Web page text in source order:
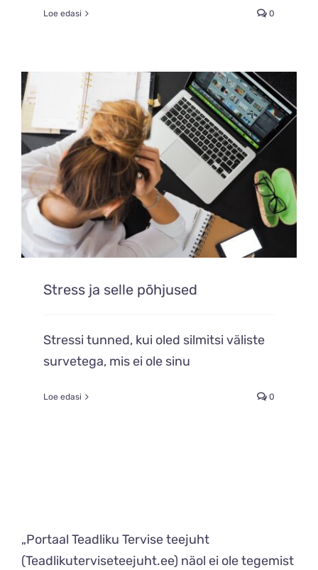
Loe edasi 0
Stress ja selle põhjused
Stressi tunned, kui oled silmitsi väliste
survetega, mis ei ole sinu
Loe edasi 0
„Portaal Teadliku Tervise teejuht
(Teadlikuterviseteejuht.ee) näol ei ole tegemist